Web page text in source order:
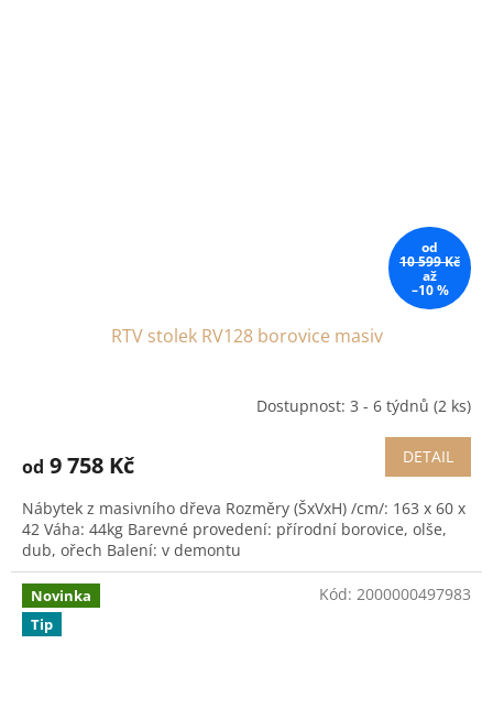
od
10 599 Kč
až
–10 %
RTV stolek RV128 borovice masiv
Dostupnost: 3 - 6 týdnů (2 ks)
od 9 758 Kč DETAIL
Nábytek z masivního dřeva Rozměry (ŠxVxH) /cm/: 163 x 60 x
42 Váha: 44kg Barevné provedení: přírodní borovice, olše,
dub, ořech Balení: v demontu
Novinka
Tip
Kód: 2000000497983